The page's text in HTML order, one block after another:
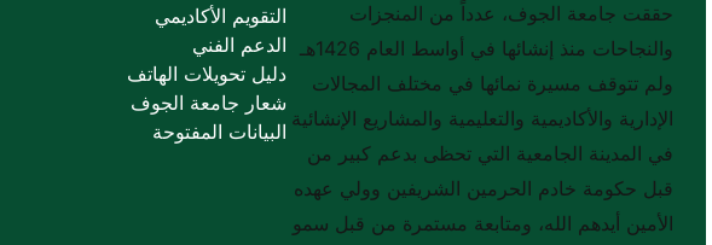
حققت جامعة الجوف، عدداً من المنجزات
والنجاحات منذ إنشائها في أواسط العام 1426هـ
ولم تتوقف مسيرة نمائها في مختلف المجالات
الإدارية والأكاديمية والتعليمية والمشاريع الإنشائية
في المدينة الجامعية التي تحظى بدعم كبير من
قبل حكومة خادم الحرمين الشريفين وولي عهده
الأمين أيدهم الله، ومتابعة مستمرة من قبل سمو
التقويم الأكاديمي
الدعم الفني
دليل تحويلات الهاتف
شعار جامعة الجوف
البيانات المفتوحة